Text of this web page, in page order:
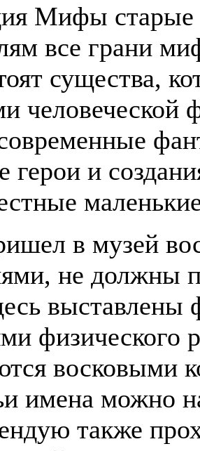
Мифы старые
все грани
существа,
человеческой
герои и
в музей
не должны
физического
восковыми
имена можно
также